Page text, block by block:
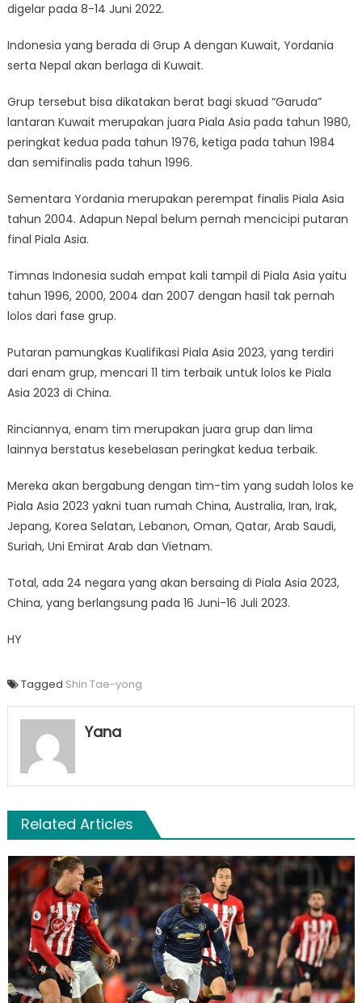
digelar pada 8-14 Juni 2022.
Indonesia yang berada di Grup A dengan Kuwait, Yordania
serta Nepal akan berlaga di Kuwait.
Grup tersebut bisa dikatakan berat bagi skuad “Garuda”
lantaran Kuwait merupakan juara Piala Asia pada tahun 1980,
peringkat kedua pada tahun 1976, ketiga pada tahun 1984
dan semifinalis pada tahun 1996.
Sementara Yordania merupakan perempat finalis Piala Asia
tahun 2004. Adapun Nepal belum pernah mencicipi putaran
final Piala Asia.
Timnas Indonesia sudah empat kali tampil di Piala Asia yaitu
tahun 1996, 2000, 2004 dan 2007 dengan hasil tak pernah
lolos dari fase grup.
Putaran pamungkas Kualifikasi Piala Asia 2023, yang terdiri
dari enam grup, mencari 11 tim terbaik untuk lolos ke Piala
Asia 2023 di China.
Rinciannya, enam tim merupakan juara grup dan lima
lainnya berstatus kesebelasan peringkat kedua terbaik.
Mereka akan bergabung dengan tim-tim yang sudah lolos ke
Piala Asia 2023 yakni tuan rumah China, Australia, Iran, Irak,
Jepang, Korea Selatan, Lebanon, Oman, Qatar, Arab Saudi,
Suriah, Uni Emirat Arab dan Vietnam.
Total, ada 24 negara yang akan bersaing di Piala Asia 2023,
China, yang berlangsung pada 16 Juni-16 Juli 2023.
HY
Tagged Shin Tae-yong
Yana
Related Articles